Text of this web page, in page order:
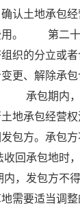
确认土地承
用。 第二
组织的分
变更、解
包期内，
土地承包经
包方。承包
承包地时，
，发包方不
需要适当调